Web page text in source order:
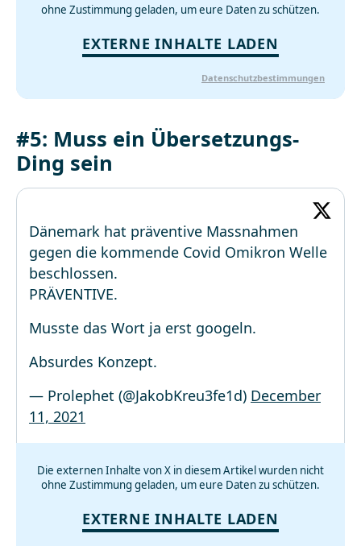
ohne Zustimmung geladen, um eure Daten zu schützen.
EXTERNE INHALTE LADEN
Datenschutzbestimmungen
#5: Muss ein Übersetzungs-
Ding sein
Dänemark hat präventive Massnahmen
gegen die kommende Covid Omikron Welle
beschlossen.
PRÄVENTIVE.
Musste das Wort ja erst googeln.
Absurdes Konzept.
— Prolephet (@JakobKreu3fe1d) December
11, 2021
Die externen Inhalte von X in diesem Artikel wurden nicht
ohne Zustimmung geladen, um eure Daten zu schützen.
EXTERNE INHALTE LADEN